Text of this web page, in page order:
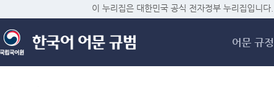
메
이 누리집은 대한민국 공식 전자정부 누리집입니다.
어문 규정